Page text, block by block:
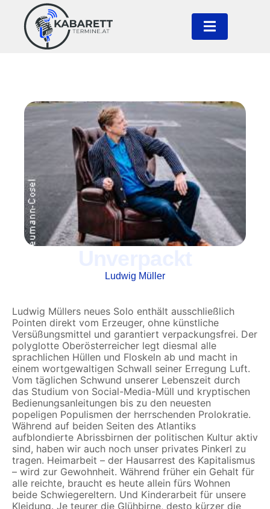
Ludwig Müller
Ludwig Müllers neues Solo enthält ausschließlich
Pointen direkt vom Erzeuger, ohne künstliche
Versüßungsmittel und garantiert verpackungsfrei. Der
polyglotte Oberösterreicher legt diesmal alle
sprachlichen Hüllen und Floskeln ab und macht in
einem wortgewaltigen Schwall seiner Erregung Luft.
Vom täglichen Schwund unserer Lebenszeit durch
das Studium von Social-Media-Müll und kryptischen
Bedienungsanleitungen bis zu den neuesten
popeligen Populismen der herrschenden Prolokratie.
Während auf beiden Seiten des Atlantiks
aufblondierte Abrissbirnen der politischen Kultur aktiv
sind, haben wir auch noch unser privates Pinkerl zu
tragen. Heimarbeit – der Hausarrest des Kapitalismus
– wird zur Gewohnheit. Während früher ein Gehalt für
alle reichte, braucht es heute allein fürs Wohnen
beide Schwiegereltern. Und Kinderarbeit für unsere
Kleidung. Je teurer die Glühbirne, desto kürzer die